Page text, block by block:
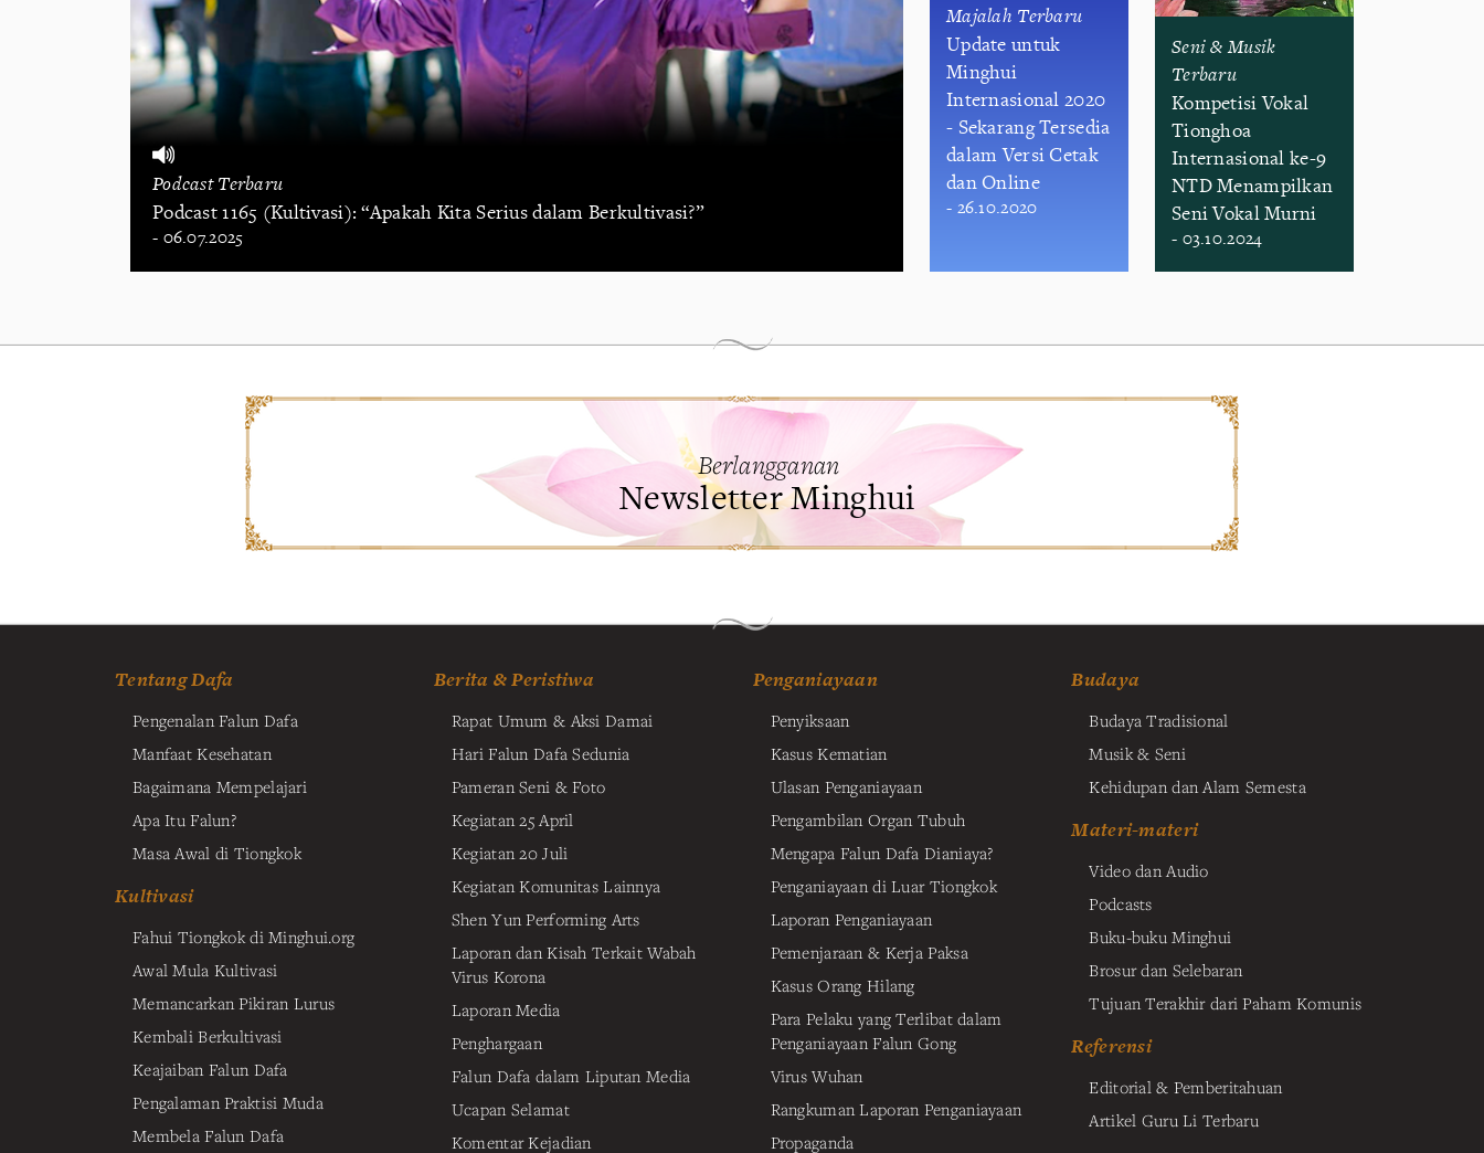
Podcast Terbaru
Podcast 1165 (Kultivasi): “Apakah Kita Serius dalam Berkultivasi?”
- 06.07.2025
Majalah Terbaru
Update untuk
Minghui
Internasional 2020
- Sekarang Tersedia
dalam Versi Cetak
dan Online
- 26.10.2020
Seni & Musik
Terbaru
Kompetisi Vokal
Tionghoa
Internasional ke-9
NTD Menampilkan
Seni Vokal Murni
- 03.10.2024
Berlangganan
Newsletter Minghui
Tentang Dafa
Pengenalan Falun Dafa
Manfaat Kesehatan
Bagaimana Mempelajari
Apa Itu Falun?
Masa Awal di Tiongkok
Kultivasi
Fahui Tiongkok di Minghui.org
Awal Mula Kultivasi
Memancarkan Pikiran Lurus
Kembali Berkultivasi
Keajaiban Falun Dafa
Pengalaman Praktisi Muda
Membela Falun Dafa
Berita & Peristiwa
Rapat Umum & Aksi Damai
Hari Falun Dafa Sedunia
Pameran Seni & Foto
Kegiatan 25 April
Kegiatan 20 Juli
Kegiatan Komunitas Lainnya
Shen Yun Performing Arts
Laporan dan Kisah Terkait Wabah
Virus Korona
Laporan Media
Penghargaan
Falun Dafa dalam Liputan Media
Ucapan Selamat
Komentar Kejadian
Penganiayaan
Penyiksaan
Kasus Kematian
Ulasan Penganiayaan
Pengambilan Organ Tubuh
Mengapa Falun Dafa Dianiaya?
Penganiayaan di Luar Tiongkok
Laporan Penganiayaan
Pemenjaraan & Kerja Paksa
Kasus Orang Hilang
Para Pelaku yang Terlibat dalam
Penganiayaan Falun Gong
Virus Wuhan
Rangkuman Laporan Penganiayaan
Propaganda
Budaya
Budaya Tradisional
Musik & Seni
Kehidupan dan Alam Semesta
Materi-materi
Video dan Audio
Podcasts
Buku-buku Minghui
Brosur dan Selebaran
Tujuan Terakhir dari Paham Komunis
Referensi
Editorial & Pemberitahuan
Artikel Guru Li Terbaru